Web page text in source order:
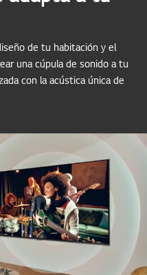
de tu habitación y el
una cúpula de sonido a tu
con la acústica única de